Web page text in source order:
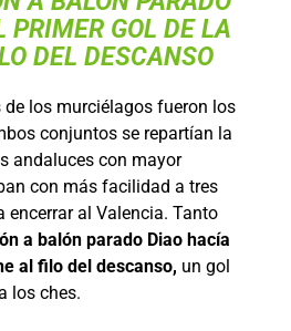
PRIMER GOL DE LA
DEL DESCANSO
los murciélagos fueron los
conjuntos se repartían la
andaluces con mayor
con más facilidad a tres
encerrar al Valencia. Tanto
a balón parado Diao hacía
al filo del descanso, un gol
los ches.